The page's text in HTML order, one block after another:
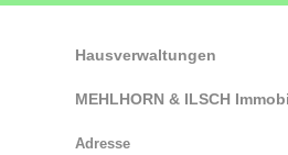
Hausverwaltungen
MEHLHORN & ILSCH
Adresse